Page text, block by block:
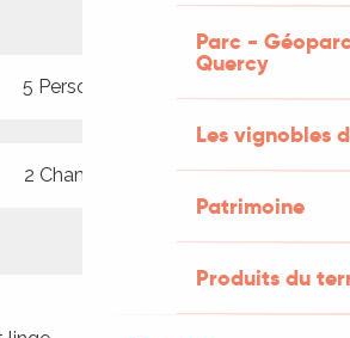
Parc -
Quercy
Les vignobles
Patrimoine
Produits du
5 Personne(s)
2 Chambre(s)